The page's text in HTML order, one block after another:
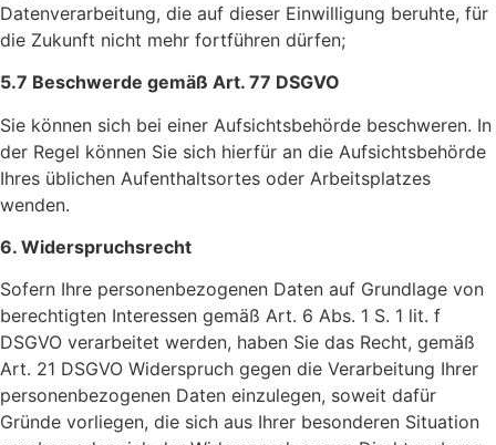
Datenverarbeitung, die auf dieser Einwilligung beruhte, für
die Zukunft nicht mehr fortführen dürfen;
5.7 Beschwerde gemäß Art. 77 DSGVO
Sie können sich bei einer Aufsichtsbehörde beschweren. In
der Regel können Sie sich hierfür an die Aufsichtsbehörde
Ihres üblichen Aufenthaltsortes oder Arbeitsplatzes
wenden.
6. Widerspruchsrecht
Sofern Ihre personenbezogenen Daten auf Grundlage von
berechtigten Interessen gemäß Art. 6 Abs. 1 S. 1 lit. f
DSGVO verarbeitet werden, haben Sie das Recht, gemäß
Art. 21 DSGVO Widerspruch gegen die Verarbeitung Ihrer
personenbezogenen Daten einzulegen, soweit dafür
Gründe vorliegen, die sich aus Ihrer besonderen Situation